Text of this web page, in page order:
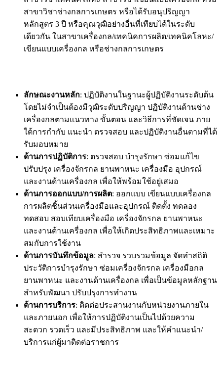
สาขาวิชาช่างกลการเกษตร หรือได้รับอนุปริญญา
หลักสูตร 3 ปี หรือคุณวุฒิอย่างอื่นที่เทียบได้ในระดับ
เดียวกัน ในสาขาเครื่องกล/เทคนิคการผลิต/เทคนิคโลหะ/
เขียนแบบเครื่องกล หรือช่างกลการเกษตร
ลักษณะงานหลัก: ปฏิบัติงานในฐานะผู้ปฏิบัติงานระดับต้น
โดยไม่จำเป็นต้องมีวุฒิระดับปริญญา ปฏิบัติงานด้านช่าง
เครื่องกลตามแนวทาง ขั้นตอน และวิธีการที่ชัดเจน ภาย
ใต้การกำกับ แนะนำ ตรวจสอบ และปฏิบัติงานอื่นตามที่ได้
รับมอบหมาย
ด้านการปฏิบัติการ: ตรวจสอบ บำรุงรักษา ซ่อมแก้ไข
ปรับปรุง เครื่องจักรกล ยานพาหนะ เครื่องมือ อุปกรณ์
และงานด้านเครื่องกล เพื่อให้พร้อมใช้อยู่เสมอ
ด้านการออกแบบ/การผลิต: ออกแบบ เขียนแบบเครื่องกล
การผลิตชิ้นส่วนเครื่องมือและอุปกรณ์ ติดตั้ง ทดลอง
ทดสอบ สอบเทียบเครื่องมือ เครื่องจักรกล ยานพาหนะ
และงานด้านเครื่องกล เพื่อให้เกิดประสิทธิภาพและเหมาะ
สมกับการใช้งาน
ด้านการบันทึกข้อมูล: สำรวจ รวบรวมข้อมูล จัดทำสถิติ
ประวัติการบำรุงรักษา ซ่อมเครื่องจักรกล เครื่องมือกล
ยานพาหนะ และงานด้านเครื่องกล เพื่อเป็นข้อมูลหลักฐาน
สำหรับพัฒนา ปรับปรุงการทำงาน
ด้านการบริการ: ติดต่อประสานงานกับหน่วยงานภายใน
และภายนอก เพื่อให้การปฏิบัติงานเป็นไปด้วยความ
สะดวก รวดเร็ว และมีประสิทธิภาพ และให้คำแนะนำ/
บริการแก่ผู้มาติดต่อราชการ